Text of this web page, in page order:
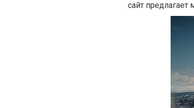
сайт